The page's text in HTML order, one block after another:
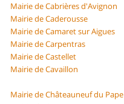
Mairie de Cabrières d'Avignon
Mairie de Caderousse
Mairie de Camaret sur Aigues
Mairie de Carpentras
Mairie de Castellet
Mairie de Cavaillon
Mairie de Châteauneuf du Pape